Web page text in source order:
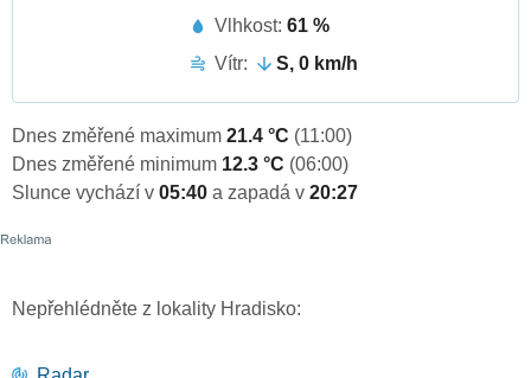
Vlhkost: 61 %
Vítr:
S, 0 km/h
Dnes změřené maximum 21.4 °C (11:00)
Dnes změřené minimum 12.3 °C (06:00)
Slunce vychází v 05:40 a zapadá v 20:27
Nepřehlédněte z lokality Hradisko: